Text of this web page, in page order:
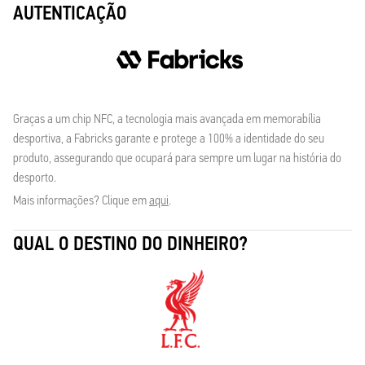
AUTENTICAÇÃO
Graças a um chip NFC, a tecnologia mais avançada em memorabília
desportiva, a Fabricks garante e protege a 100% a identidade do seu
produto, assegurando que ocupará para sempre um lugar na história do
desporto.
Mais informações? Clique emaqui.
QUAL O DESTINO DO DINHEIRO?